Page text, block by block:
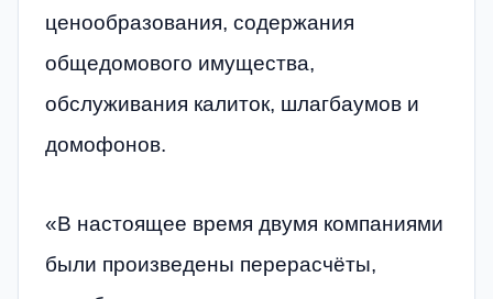
ценообразования, содержания
общедомового имущества,
обслуживания калиток, шлагбаумов и
домофонов.
«В настоящее время двумя компаниями
были произведены перерасчёты,